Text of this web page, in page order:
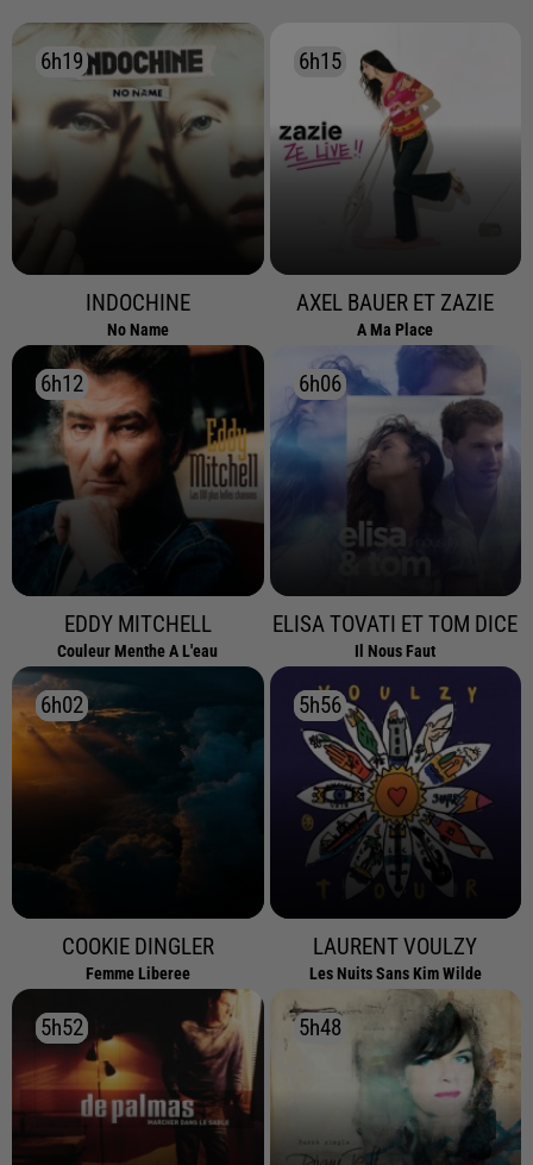
6h19
6h19
INDOCHINE
No Name
6h15
6h15
AXEL BAUER ET ZAZIE
A Ma Place
6h12
6h12
EDDY MITCHELL
Couleur Menthe A L'eau
6h06
6h06
ELISA TOVATI ET TOM DICE
Il Nous Faut
6h02
6h02
COOKIE DINGLER
Femme Liberee
5h56
5h56
LAURENT VOULZY
Les Nuits Sans Kim Wilde
5h52
5h52 5h48
5h48